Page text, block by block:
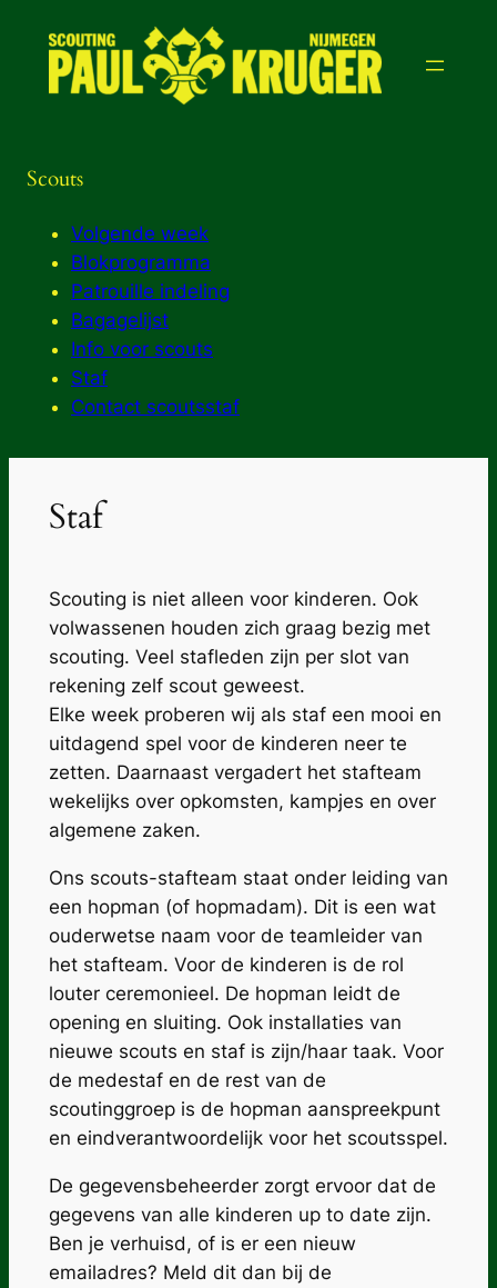
Scouts
Volgende week
Blokprogramma
Patrouille indeling
Bagagelijst
Info voor scouts
Staf
Contact scoutsstaf
Staf
Scouting is niet alleen voor kinderen. Ook
volwassenen houden zich graag bezig met
scouting. Veel stafleden zijn per slot van
rekening zelf scout geweest.
Elke week proberen wij als staf een mooi en
uitdagend spel voor de kinderen neer te
zetten. Daarnaast vergadert het stafteam
wekelijks over opkomsten, kampjes en over
algemene zaken.
Ons scouts-stafteam staat onder leiding van
een hopman (of hopmadam). Dit is een wat
ouderwetse naam voor de teamleider van
het stafteam. Voor de kinderen is de rol
louter ceremonieel. De hopman leidt de
opening en sluiting. Ook installaties van
nieuwe scouts en staf is zijn/haar taak. Voor
de medestaf en de rest van de
scoutinggroep is de hopman aanspreekpunt
en eindverantwoordelijk voor het scoutsspel.
De gegevensbeheerder zorgt ervoor dat de
gegevens van alle kinderen up to date zijn.
Ben je verhuisd, of is er een nieuw
emailadres? Meld dit dan bij de